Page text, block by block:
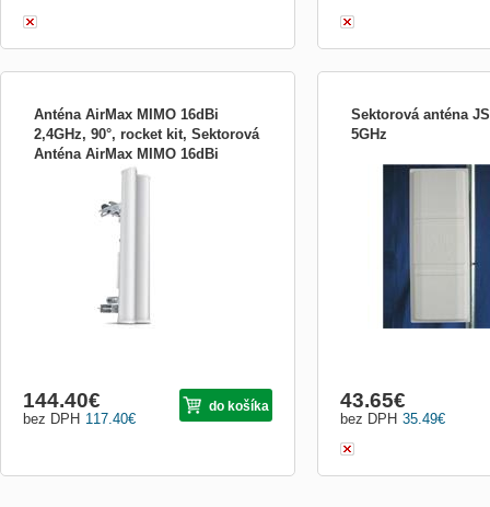
Anténa AirMax MIMO 16dBi
2,4GHz, 90°, rocket kit, Sektorová
Anténa AirMax MIMO 16dBi
2,4GHz, 90°, r AM-2G16-90
Přehled Dvoupolarizační sektorová anténa
čímž nahrazuje dvě samostatné antény a
lze tak jednoduše vytvořit např. přístupový
bod s vysokou propustností. Technická
117.40€
bez DPH
144.40€ do košíka
Sektorová anténa
5GHz
Technická specifikace
35.49€
bez DPH
43.65€